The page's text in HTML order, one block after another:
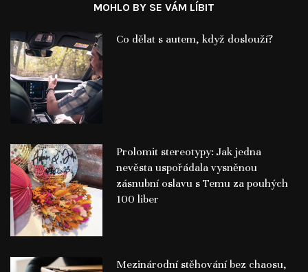
MOHLO BY SE VÁM LÍBIT
Co dělat s autem, když doslouží?
Prolomit stereotypy: Jak jedna
nevěsta uspořádala vysněnou
zásnubní oslavu s Temu za pouhých
100 liber
Mezinárodní stěhování bez chaosu,